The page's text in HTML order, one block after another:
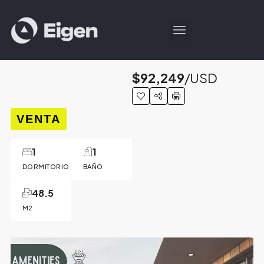
VENTA
DORMITORIO
1
BAÑO
1
M2
48.5
$92,249/USD